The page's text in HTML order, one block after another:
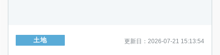
土地 更新日：2026-07-21 15:13:54